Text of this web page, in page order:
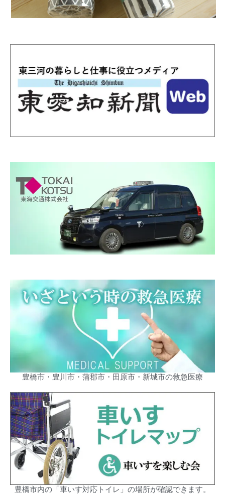
豊橋市・豊川市・蒲郡市・田原市・新城市の救急医療
豊橋市内の「車いす対応トイレ」の場所が確認できます。